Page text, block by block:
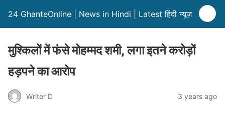
24 GhanteOnline | News in Hindi | Latest हिंदी न्यूज़
मुश्किलों में फंसे मोहम्मद शमी, लगा इतने करोड़ों
हड़पने का आरोप
Writer D 3 years ago